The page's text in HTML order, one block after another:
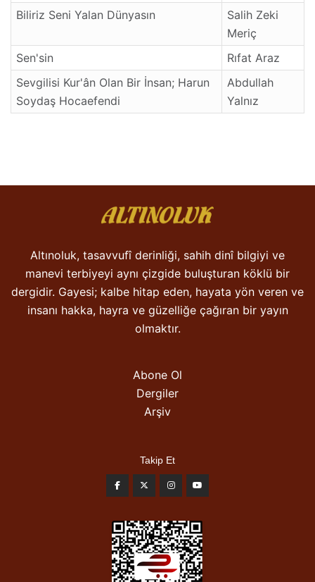
Biliriz Seni Yalan Dünyasın
Salih Zeki
Meriç
Sen'sin
Rıfat Araz
Sevgilisi Kur'ân Olan Bir İnsan; Harun
Soydaş Hocaefendi
Abdullah
Yalnız
Altınoluk, tasavvufî derinliği, sahih dinî bilgiyi ve
manevi terbiyeyi aynı çizgide buluşturan köklü bir
dergidir. Gayesi; kalbe hitap eden, hayata yön veren ve
insanı hakka, hayra ve güzelliğe çağıran bir yayın
olmaktır.
Abone Ol
Dergiler
Arşiv
Takip Et